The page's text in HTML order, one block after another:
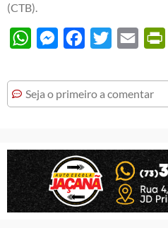
(CTB).
WhatsAppMessengerFacebook
Twitter Email
Seja o primeiro a comentar